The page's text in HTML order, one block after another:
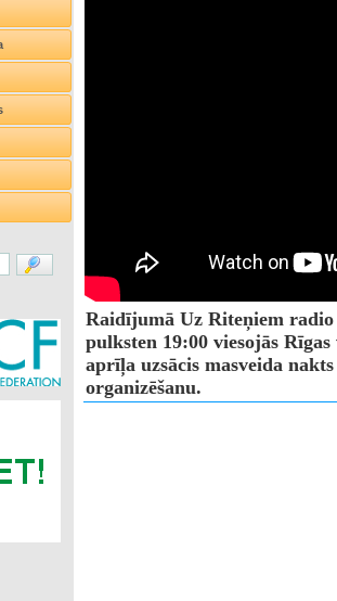
Raidījumā Uz Riteņiem
pulksten 19:00 viesojās
aprīļa uzsācis masveida
organizēšanu.